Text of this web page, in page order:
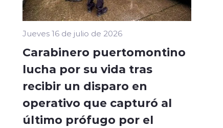
Jueves 16 de julio de 2026
Carabinero puertomontino
lucha por su vida tras
recibir un disparo en
operativo que capturó al
último prófugo por el